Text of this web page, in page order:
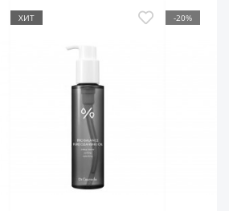
-20% Мало